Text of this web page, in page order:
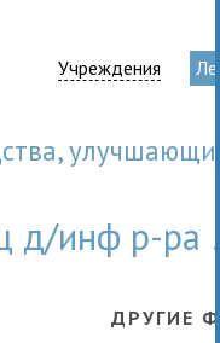
Учреждения
д/инф р-
ДРУГИЕ